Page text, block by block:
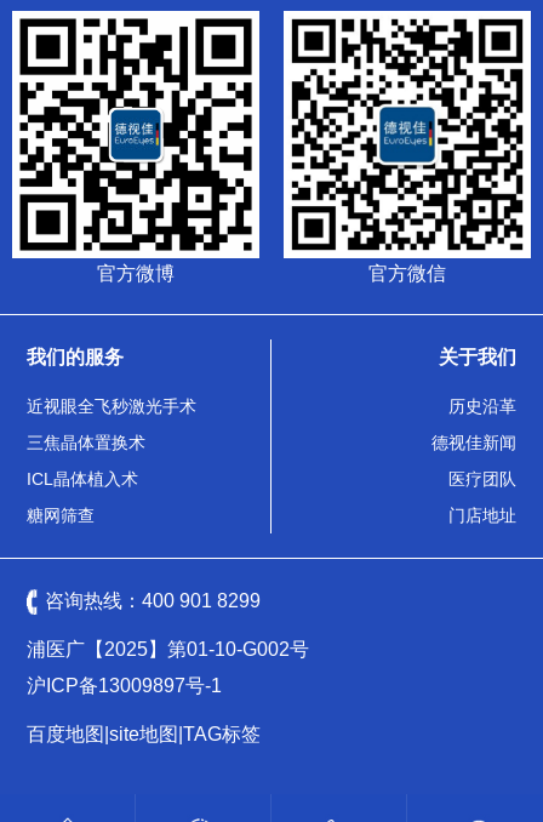
官方微博 官方微信
我们的服务
近视眼全飞秒激光手术
三焦晶体置换术
ICL晶体植入术
糖网筛查
关于我们
历史沿革
德视佳新闻
医疗团队
门店地址
咨询热线：400 901 8299
浦医广【2025】第01-10-G002号
沪ICP备13009897号-1
百度地图 |site地图 |TAG标签